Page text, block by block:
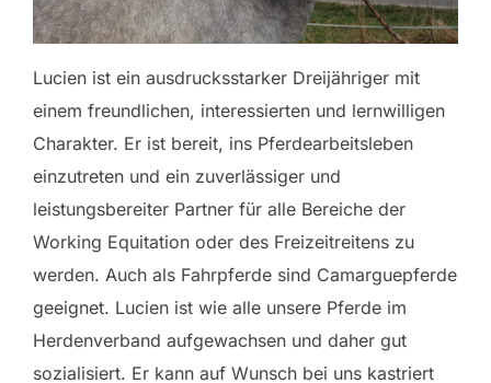
Lucien ist ein ausdrucksstarker Dreijähriger mit
einem freundlichen, interessierten und lernwilligen
Charakter. Er ist bereit, ins Pferdearbeitsleben
einzutreten und ein zuverlässiger und
leistungsbereiter Partner für alle Bereiche der
Working Equitation oder des Freizeitreitens zu
werden. Auch als Fahrpferde sind Camarguepferde
geeignet. Lucien ist wie alle unsere Pferde im
Herdenverband aufgewachsen und daher gut
sozialisiert. Er kann auf Wunsch bei uns kastriert